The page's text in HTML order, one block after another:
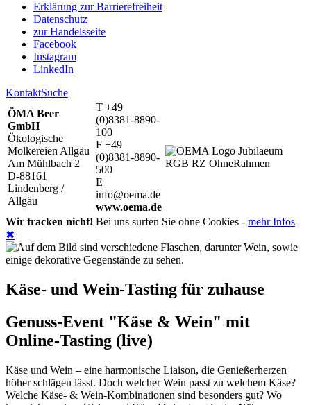
Erklärung zur Barrierefreiheit
Datenschutz
zur Handelsseite
Facebook
Instagram
LinkedIn
KontaktSuche
ÖMA Beer
GmbH
Ökologische
Molkereien Allgäu
Am Mühlbach 2
D-88161
Lindenberg /
Allgäu
T +49
(0)8381-8890-
100
F +49
(0)8381-8890-
500
E
info@oema.de
www.oema.de
Wir tracken nicht! Bei uns surfen Sie ohne Cookies - mehr Infos
✖
Käse- und Wein-Tasting für zuhause
Genuss-Event "Käse & Wein" mit
Online-Tasting (live)
Käse und Wein – eine harmonische Liaison, die Genießerherzen
höher schlägen lässt. Doch welcher Wein passt zu welchem Käse?
Welche Käse- & Wein-Kombinationen sind besonders gut? Wo